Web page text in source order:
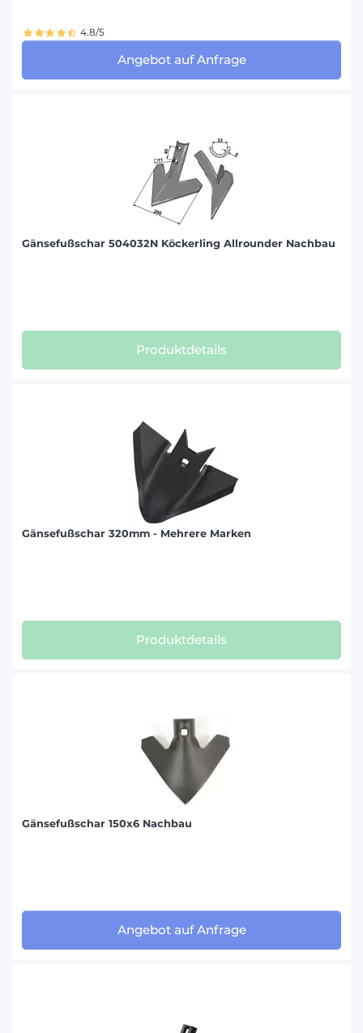
4.8/5
Angebot auf Anfrage
Gänsefußschar 504032N Köckerling Allrounder Nachbau
Produktdetails
Gänsefußschar 320mm - Mehrere Marken
Produktdetails
Gänsefußschar 150x6 Nachbau
Angebot auf Anfrage